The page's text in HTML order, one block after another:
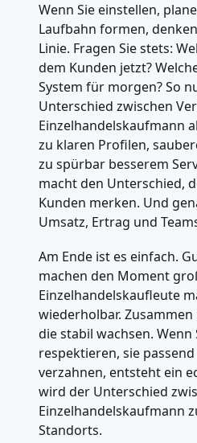
Wenn Sie einstellen,
Laufbahn formen,
Linie. Fragen Sie stets:
dem Kunden jetzt?
System für morgen? So
Unterschied zwischen
Einzelhandelskaufmann
zu klaren Profilen,
zu spürbar besserem
macht den Unterschied,
Kunden merken. Und
Umsatz, Ertrag und
Am Ende ist es einfach.
machen den Moment
Einzelhandelskaufleute
wiederholbar.
die stabil wachsen. Wenn
respektieren, sie
verzahnen, entsteht ein
wird der Unterschied
Einzelhandelskaufmann
Standorts.